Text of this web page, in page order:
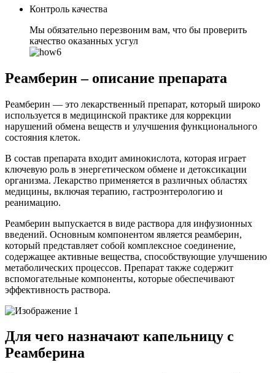
Контроль качества
Мы обязательно перезвоним вам, что бы проверить
качество оказанных усгул
Реамберин – описание препарата
Реамберин — это лекарственный препарат, который широко
используется в медицинской практике для коррекции
нарушений обмена веществ и улучшения функционального
состояния клеток.
В состав препарата входит аминокислота, которая играет
ключевую роль в энергетическом обмене и детоксикации
организма. Лекарство применяется в различных областях
медицины, включая терапию, гастроэнтерологию и
реанимацию.
Реамберин выпускается в виде раствора для инфузионных
введений. Основным компонентом является реамберин,
который представляет собой комплексное соединение,
содержащее активные вещества, способствующие улучшению
метаболических процессов. Препарат также содержит
вспомогательные компоненты, которые обеспечивают
эффективность раствора.
Для чего назначают капельницу с
Реамберина